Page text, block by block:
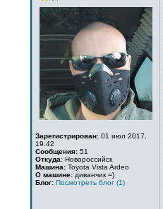
Зарегистрирован: 01 июл 2017,
19:42
Сообщения: 51
Откуда: Новороссийск
Машина: Toyota Vista Ardeo
О машине: диванчик =)
Блог: Посмотреть блог (1)